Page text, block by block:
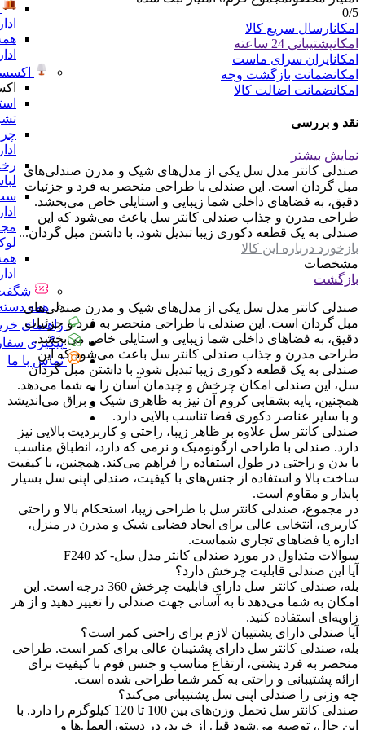
شگفت
همه
راهنمای
پیگیری
تماس با ما
0/5
امکانارسال سریع کالا
امکانپشتیبانی 24 ساعته
امکانایران سرای ماست
امکانضمانت بازگشت وجه
امکانضمانت اضالت کالا
نقد و بررسی
نمایش بیشتر
صندلی کانتر مدل سل یکی از مدل‌های شیک و مدرن صندلی‌های
مبل گردان است. این صندلی با طراحی منحصر به فرد و جزئیات
دقیق، به فضاهای داخلی شما زیبایی و استایلی خاص می‌بخشد.
طراحی مدرن و جذاب صندلی کانتر سل باعث می‌شود که این
صندلی به یک قطعه دکوری زیبا تبدیل شود. با داشتن مبل گردان...
بازخورد درباره این کالا
مشخصات
بازگشت
صندلی کانتر مدل سل یکی از مدل‌های شیک و مدرن صندلی‌های
مبل گردان است. این صندلی با طراحی منحصر به فرد و جزئیات
دقیق، به فضاهای داخلی شما زیبایی و استایلی خاص می‌بخشد.
طراحی مدرن و جذاب صندلی کانتر سل باعث می‌شود که این
صندلی به یک قطعه دکوری زیبا تبدیل شود. با داشتن مبل گردان
سل، این صندلی امکان چرخش و چیدمان آسان را به شما می‌دهد.
همچنین، پایه بشقابی کروم آن نیز به ظاهری شیک و براق می‌اندیشد
و با سایر عناصر دکوری فضا تناسب بالایی دارد.
صندلی کانتر سل علاوه بر ظاهر زیبا، راحتی و کاربردیت بالایی نیز
دارد. صندلی با طراحی ارگونومیک و نرمی که دارد، انطباق مناسب
با بدن و راحتی در طول استفاده را فراهم می‌کند. همچنین، با کیفیت
ساخت بالا و استفاده از جنس‌های با کیفیت، صندلی اپنی سل بسیار
پایدار و مقاوم است.
در مجموع، صندلی کانتر سل با طراحی زیبا، استحکام بالا و راحتی
کاربری، انتخابی عالی برای ایجاد فضایی شیک و مدرن در منزل،
اداره یا فضاهای تجاری شماست.
سوالات متداول در مورد صندلی کانتر مدل سل- کد F240
آیا این صندلی قابلیت چرخش دارد؟
بله، صندلی کانتر سل دارای قابلیت چرخش 360 درجه است. این
امکان به شما می‌دهد تا به آسانی جهت صندلی را تغییر دهید و از هر
زاویه‌ای استفاده کنید.
آیا صندلی دارای پشتیبان لازم برای راحتی کمر است؟
بله، صندلی کانتر سل دارای پشتیبان عالی برای کمر است. طراحی
منحصر به فرد پشتی، ارتفاع مناسب و جنس فوم با کیفیت برای
ارائه پشتیبانی و راحتی به کمر شما طراحی شده است.
چه وزنی را صندلی اپنی سل پشتیبانی می‌کند؟
صندلی کانتر سل تحمل وزن‌های بین 100 تا 120 کیلوگرم را دارد. با
این حال، توصیه می‌شود قبل از خرید، در دستورالعمل‌ها و